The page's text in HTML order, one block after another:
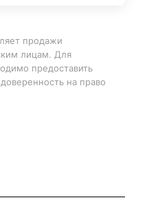
продажи
лицам. Для
предоставить
на право